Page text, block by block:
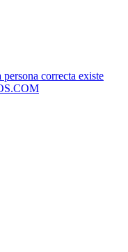
correcta existe